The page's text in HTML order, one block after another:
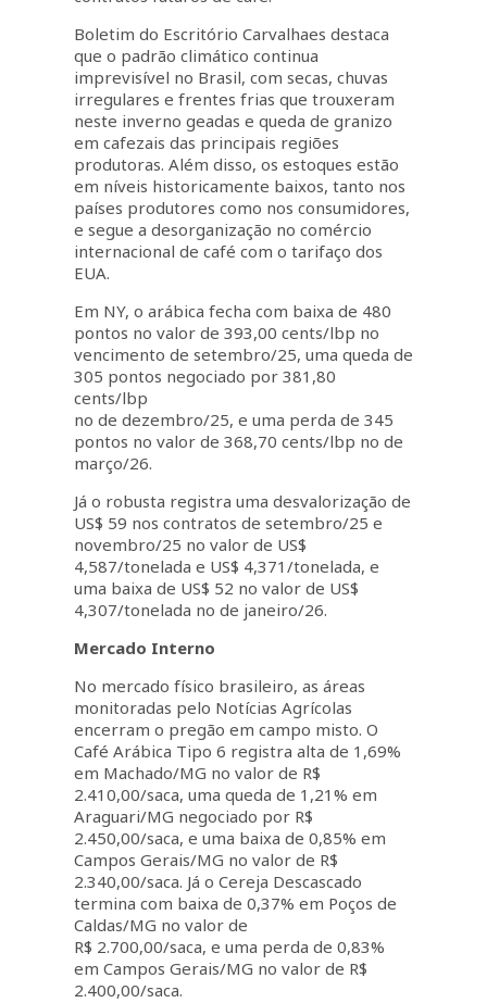
Boletim do Escritório Carvalhaes destaca
que o padrão climático continua
imprevisível no Brasil, com secas, chuvas
irregulares e frentes frias que trouxeram
neste inverno geadas e queda de granizo
em cafezais das principais regiões
produtoras. Além disso, os estoques estão
em níveis historicamente baixos, tanto nos
países produtores como nos consumidores,
e segue a desorganização no comércio
internacional de café com o tarifaço dos
EUA.
Em NY, o arábica fecha com baixa de 480
pontos no valor de 393,00 cents/lbp no
vencimento de setembro/25, uma queda de
305 pontos negociado por 381,80
cents/lbp
no de dezembro/25, e uma perda de 345
pontos no valor de 368,70 cents/lbp no de
março/26.
Já o robusta registra uma desvalorização de
US$ 59 nos contratos de setembro/25 e
novembro/25 no valor de US$
4,587/tonelada e US$ 4,371/tonelada, e
uma baixa de US$ 52 no valor de US$
4,307/tonelada no de janeiro/26.
Mercado Interno
No mercado físico brasileiro, as áreas
monitoradas pelo Notícias Agrícolas
encerram o pregão em campo misto. O
Café Arábica Tipo 6 registra alta de 1,69%
em Machado/MG no valor de R$
2.410,00/saca, uma queda de 1,21% em
Araguari/MG negociado por R$
2.450,00/saca, e uma baixa de 0,85% em
Campos Gerais/MG no valor de R$
2.340,00/saca. Já o Cereja Descascado
termina com baixa de 0,37% em Poços de
Caldas/MG no valor de
R$ 2.700,00/saca, e uma perda de 0,83%
em Campos Gerais/MG no valor de R$
2.400,00/saca.